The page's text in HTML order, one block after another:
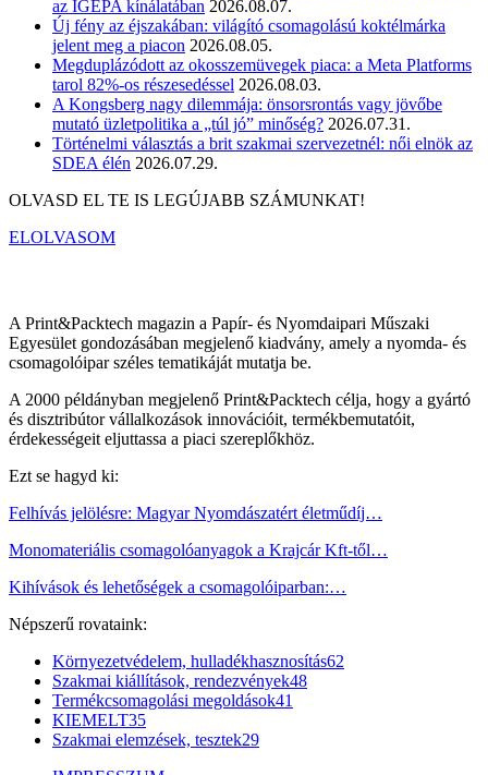
az IGEPA kínálatában 2026.08.07.
Új fény az éjszakában: világító csomagolású koktélmárka
jelent meg a piacon 2026.08.05.
Megduplázódott az okosszemüvegek piaca: a Meta Platforms
tarol 82%-os részesedéssel 2026.08.03.
A Kongsberg nagy dilemmája: önsorsrontás vagy jövőbe
mutató üzletpolitika a „túl jó” minőség? 2026.07.31.
Történelmi választás a brit szakmai szervezetnél: női elnök az
SDEA élén 2026.07.29.
OLVASD EL TE IS LEGÚJABB SZÁMUNKAT!
ELOLVASOM
A Print&Packtech magazin a Papír- és Nyomdaipari Műszaki
Egyesület gondozásában megjelenő kiadvány, amely a nyomda- és
csomagolóipar széles tematikáját mutatja be.
A 2000 példányban megjelenő Print&Packtech célja, hogy a gyártó
és disztribútor vállalkozások innovációit, termékbemutatóit,
érdekességeit eljuttassa a piaci szereplőkhöz.
Ezt se hagyd ki:
Felhívás jelölésre: Magyar Nyomdászatért életműdíj…
Monomateriális csomagolóanyagok a Krajcár Kft-től…
Kihívások és lehetőségek a csomagolóiparban:…
Népszerű rovataink:
Környezetvédelem, hulladékhasznosítás62
Szakmai kiállítások, rendezvények48
Termékcsomagolási megoldások41
KIEMELT35
Szakmai elemzések, tesztek29